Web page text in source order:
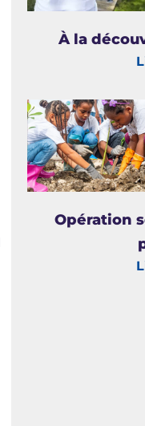
À la
Opération